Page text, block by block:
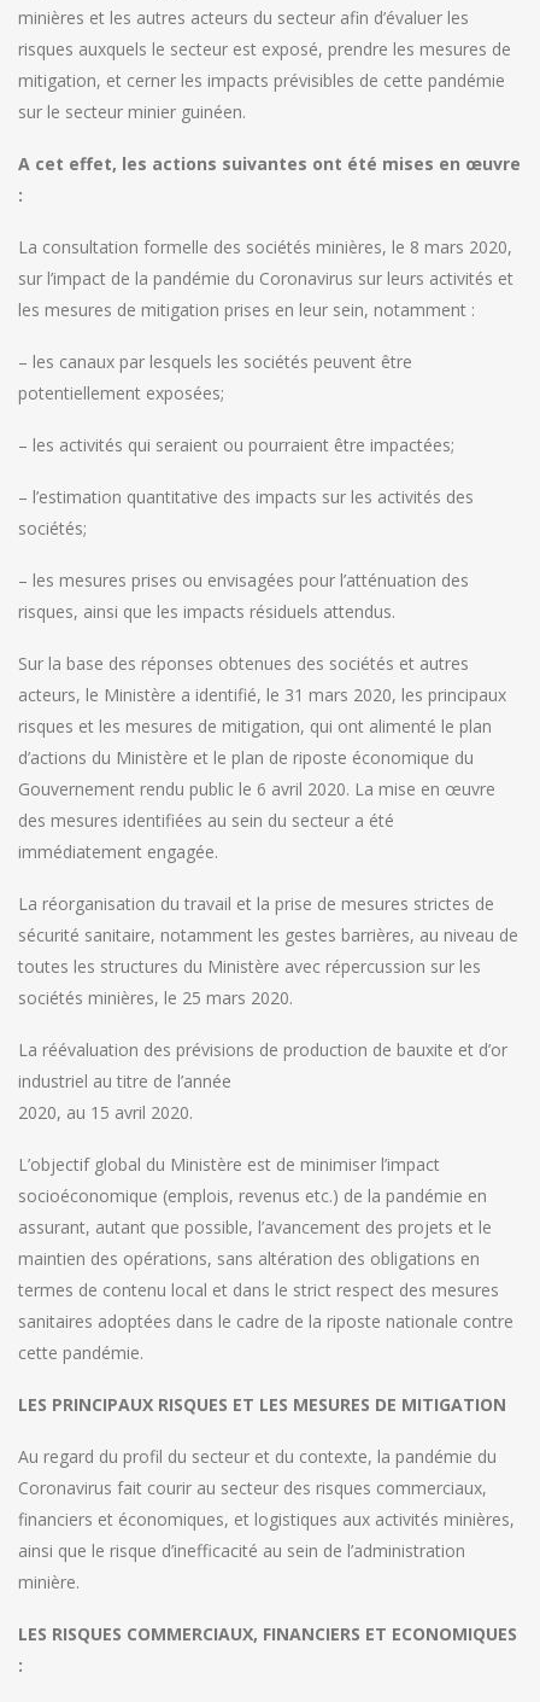
minières et les autres acteurs du secteur afin d’évaluer les
risques auxquels le secteur est exposé, prendre les mesures de
mitigation, et cerner les impacts prévisibles de cette pandémie
sur le secteur minier guinéen.
A cet effet, les actions suivantes ont été mises en œuvre
:
La consultation formelle des sociétés minières, le 8 mars 2020,
sur l’impact de la pandémie du Coronavirus sur leurs activités et
les mesures de mitigation prises en leur sein, notamment :
– les canaux par lesquels les sociétés peuvent être
potentiellement exposées;
– les activités qui seraient ou pourraient être impactées;
– l’estimation quantitative des impacts sur les activités des
sociétés;
– les mesures prises ou envisagées pour l’atténuation des
risques, ainsi que les impacts résiduels attendus.
Sur la base des réponses obtenues des sociétés et autres
acteurs, le Ministère a identifié, le 31 mars 2020, les principaux
risques et les mesures de mitigation, qui ont alimenté le plan
d’actions du Ministère et le plan de riposte économique du
Gouvernement rendu public le 6 avril 2020. La mise en œuvre
des mesures identifiées au sein du secteur a été
immédiatement engagée.
La réorganisation du travail et la prise de mesures strictes de
sécurité sanitaire, notamment les gestes barrières, au niveau de
toutes les structures du Ministère avec répercussion sur les
sociétés minières, le 25 mars 2020.
La réévaluation des prévisions de production de bauxite et d’or
industriel au titre de l’année
2020, au 15 avril 2020.
L’objectif global du Ministère est de minimiser l’impact
socioéconomique (emplois, revenus etc.) de la pandémie en
assurant, autant que possible, l’avancement des projets et le
maintien des opérations, sans altération des obligations en
termes de contenu local et dans le strict respect des mesures
sanitaires adoptées dans le cadre de la riposte nationale contre
cette pandémie.
LES PRINCIPAUX RISQUES ET LES MESURES DE MITIGATION
Au regard du profil du secteur et du contexte, la pandémie du
Coronavirus fait courir au secteur des risques commerciaux,
financiers et économiques, et logistiques aux activités minières,
ainsi que le risque d’inefficacité au sein de l’administration
minière.
LES RISQUES COMMERCIAUX, FINANCIERS ET ECONOMIQUES
: